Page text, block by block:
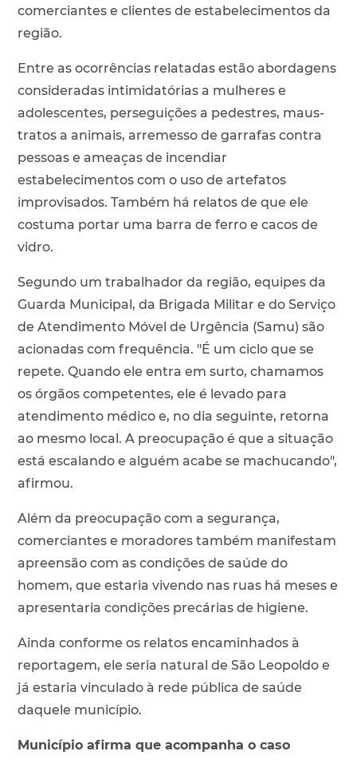
comerciantes e clientes de estabelecimentos da
região.
Entre as ocorrências relatadas estão abordagens
consideradas intimidatórias a mulheres e
adolescentes, perseguições a pedestres, maus-
tratos a animais, arremesso de garrafas contra
pessoas e ameaças de incendiar
estabelecimentos com o uso de artefatos
improvisados. Também há relatos de que ele
costuma portar uma barra de ferro e cacos de
vidro.
Segundo um trabalhador da região, equipes da
Guarda Municipal, da Brigada Militar e do Serviço
de Atendimento Móvel de Urgência (Samu) são
acionadas com frequência. "É um ciclo que se
repete. Quando ele entra em surto, chamamos
os órgãos competentes, ele é levado para
atendimento médico e, no dia seguinte, retorna
ao mesmo local. A preocupação é que a situação
está escalando e alguém acabe se machucando",
afirmou.
Além da preocupação com a segurança,
comerciantes e moradores também manifestam
apreensão com as condições de saúde do
homem, que estaria vivendo nas ruas há meses e
apresentaria condições precárias de higiene.
Ainda conforme os relatos encaminhados à
reportagem, ele seria natural de São Leopoldo e
já estaria vinculado à rede pública de saúde
daquele município.
Município afirma que acompanha o caso